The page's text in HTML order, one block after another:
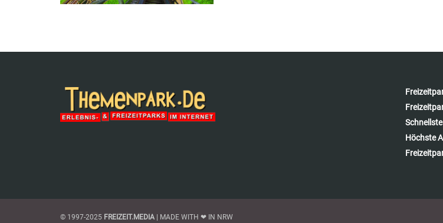
Höchste
© 1997-2025 FREIZEIT.MEDIA | MADE WITH ❤ IN NRW